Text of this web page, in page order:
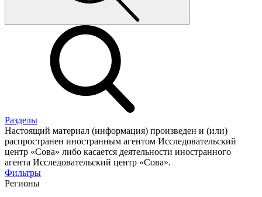
Разделы
Настоящий материал (информация) произведен и (или)
распространен иностранным агентом Исследовательский
центр «Сова» либо касается деятельности иностранного
агента Исследовательский центр «Сова».
Фильтры
Регионы